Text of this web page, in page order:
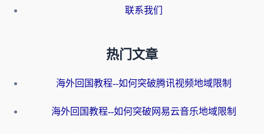
联系我们
热门文章
海外回国教程--如何突破腾讯视频地域限制
海外回国教程--如何突破网易云音乐地域限制